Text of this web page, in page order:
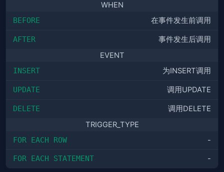
WHEN
BEFORE 在事件发生前调用
AFTER
事件发生后调用
EVENT
INSERT 为INSERT调用
UPDATE 调用UPDATE
DELETE
调用DELETE
TRIGGER_TYPE
FOR EACH ROW -
FOR EACH STATEMENT -